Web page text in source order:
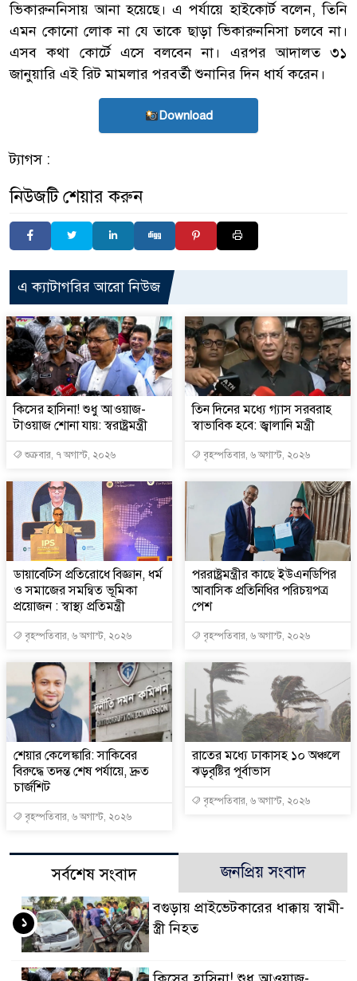
ভিকারুননিসায় আনা হয়েছে। এ পর্যায়ে হাইকোর্ট বলেন, তিনি
এমন কোনো লোক না যে তাকে ছাড়া ভিকারুননিসা চলবে না।
এসব কথা কোর্টে এসে বলবেন না। এরপর আদালত ৩১
জানুয়ারি এই রিট মামলার পরবর্তী শুনানির দিন ধার্য করেন।
Download
ট্যাগস :
নিউজটি শেয়ার করুন
এ ক্যাটাগরির আরো নিউজ
কিসের হাসিনা! শুধু আওয়াজ-
টাওয়াজ শোনা যায়: স্বরাষ্ট্রমন্ত্রী
শুক্রবার, ৭ অগাস্ট, ২০২৬
তিন দিনের মধ্যে গ্যাস সরবরাহ
স্বাভাবিক হবে: জ্বালানি মন্ত্রী
বৃহস্পতিবার, ৬ অগাস্ট, ২০২৬
ডায়াবেটিস প্রতিরোধে বিজ্ঞান, ধর্ম
ও সমাজের সমন্বিত ভূমিকা
প্রয়োজন : স্বাস্থ্য প্রতিমন্ত্রী
বৃহস্পতিবার, ৬ অগাস্ট, ২০২৬
পররাষ্ট্রমন্ত্রীর কা‌ছে ইউএনডিপির
আবাসিক প্রতিনিধির পরিচয়পত্র
পেশ
বৃহস্পতিবার, ৬ অগাস্ট, ২০২৬
শেয়ার কেলেঙ্কারি: সাকিবের
বিরুদ্ধে তদন্ত শেষ পর্যায়ে, দ্রুত
চার্জশিট
বৃহস্পতিবার, ৬ অগাস্ট, ২০২৬
রাতের মধ্যে ঢাকাসহ ১০ অঞ্চলে
ঝড়বৃষ্টির পূর্বাভাস
বৃহস্পতিবার, ৬ অগাস্ট, ২০২৬
সর্বশেষ সংবাদ জনপ্রিয় সংবাদ
বগুড়ায় প্রাইভেটকারের ধাক্কায় স্বামী-
স্ত্রী নিহত
১